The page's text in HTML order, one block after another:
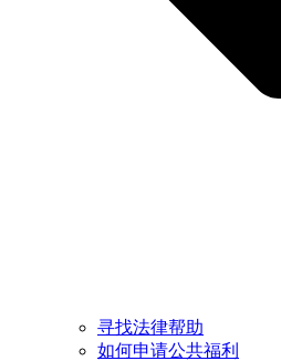
寻找法律帮助
如何申请公共福利